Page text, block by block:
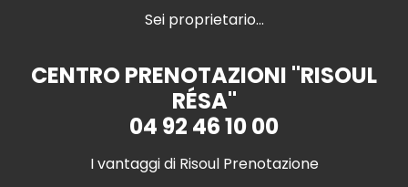
Sei proprietario...
CENTRO PRENOTAZIONI "RISOUL
RÉSA"
04 92 46 10 00
I vantaggi di Risoul Prenotazione